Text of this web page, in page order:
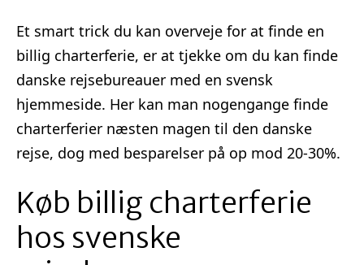
Et smart trick du kan overveje for at finde en
billig charterferie, er at tjekke om du kan finde
danske rejsebureauer med en svensk
hjemmeside. Her kan man nogengange finde
charterferier næsten magen til den danske
rejse, dog med besparelser på op mod 20-30%.
Køb billig charterferie
hos svenske